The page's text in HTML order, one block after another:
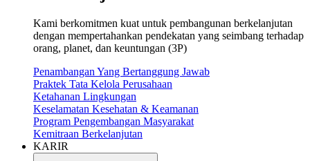
Kami berkomitmen kuat untuk pembangunan berkelanjutan
dengan mempertahankan pendekatan yang seimbang terhadap
orang, planet, dan keuntungan (3P)
Penambangan Yang Bertanggung Jawab
Praktek Tata Kelola Perusahaan
Ketahanan Lingkungan
Keselamatan Kesehatan & Keamanan
Program Pengembangan Masyarakat
Kemitraan Berkelanjutan
KARIR